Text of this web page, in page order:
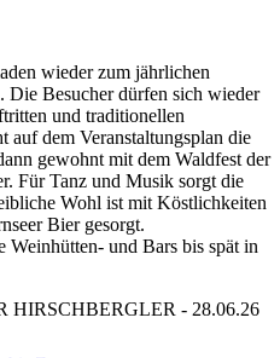
wieder zum jährlichen
Die Besucher dürfen sich wieder
und traditionellen
auf dem Veranstaltungsplan die
gewohnt mit dem Waldfest der
Für Tanz und Musik sorgt die
Wohl ist mit Köstlichkeiten
Bier gesorgt.
Weinhütten- und Bars bis spät in
- 28.06.26